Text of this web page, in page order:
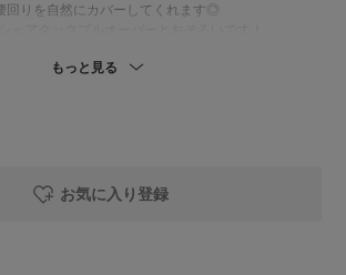
回りを自然にカバーしてくれます◎
ュラルな風合いのリネンイージーパンツ。
と合わせたり…かなり着回しが効く万能アイテムで
もっと見る
お気に入り登録